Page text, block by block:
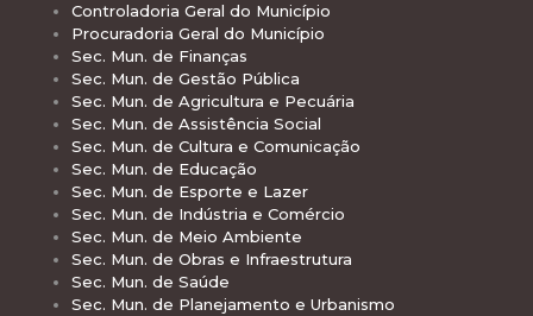
Controladoria Geral do Município
Procuradoria Geral do Município
Sec. Mun. de Finanças
Sec. Mun. de Gestão Pública
Sec. Mun. de Agricultura e Pecuária
Sec. Mun. de Assistência Social
Sec. Mun. de Cultura e Comunicação
Sec. Mun. de Educação
Sec. Mun. de Esporte e Lazer
Sec. Mun. de Indústria e Comércio
Sec. Mun. de Meio Ambiente
Sec. Mun. de Obras e Infraestrutura
Sec. Mun. de Saúde
Sec. Mun. de Planejamento e Urbanismo